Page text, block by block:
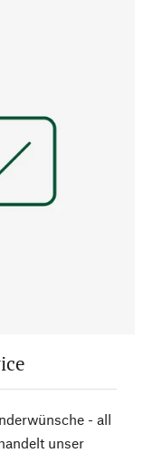
- all
unser